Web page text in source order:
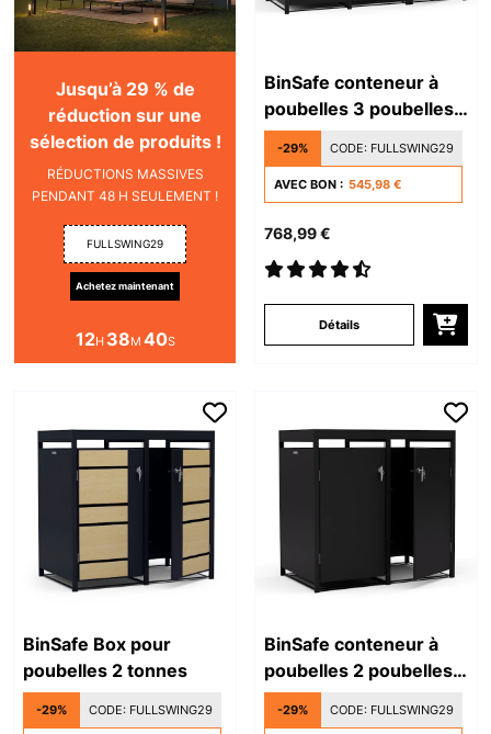
Jusqu’à 29 % de
réduction sur une
sélection de produits !
RÉDUCTIONS MASSIVES
PENDANT 48 H SEULEMENT !
FULLSWING29
Achetez maintenant
12H 38M 40S
BinSafe conteneur à
poubelles 3 poubelles
jusqu'à 240 L résistant
aux intempéries,
verrouillable,
galvanisé
-29% CODE: FULLSWING29
AVEC BON : 545,98 €
768,99 €
Détails
BinSafe Box pour
poubelles 2 tonnes
-29% CODE: FULLSWING29
BinSafe conteneur à
poubelles 2 poubelles
jusqu'à 240 L résistant
aux intempéries,
-29% CODE: FULLSWING29